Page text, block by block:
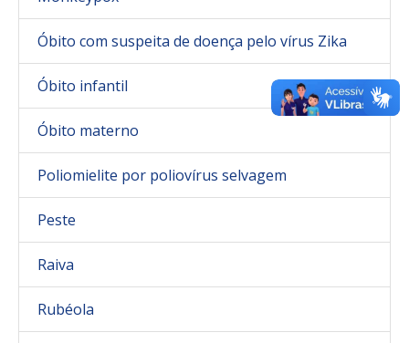
Óbito com suspeita de doença pelo vírus Zika
Óbito infantil
Óbito materno
Poliomielite por poliovírus selvagem
Peste
Raiva
Rubéola